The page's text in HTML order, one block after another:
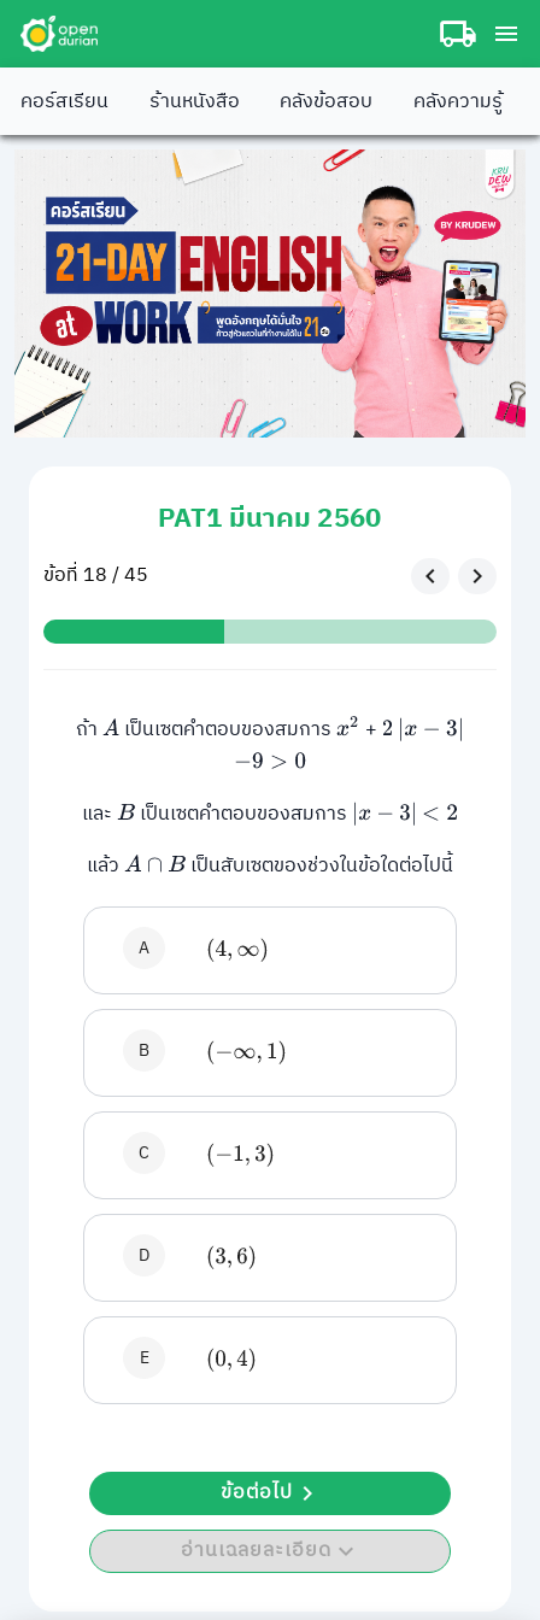
คอร์สเรียน ร้านหนังสือ คลังข้อสอบ คลังความรู้
PAT1 มีนาคม 2560
ข้อที่ 18 / 45
ถ้าA เป็นเซตคำตอบของสมการx2 + 2 x−3|
−9> 0
และBเป็นเซตคำตอบของสมการ x−3| <2
แล้วA∩B เป็นสับเซตของช่วงในข้อใดต่อไปนี้
A (4,∞)
B (−∞,1)
C (−1,3)
D (3,6)
E (0,4)
อ่านเฉลยละเอียด
ข้อต่อไป